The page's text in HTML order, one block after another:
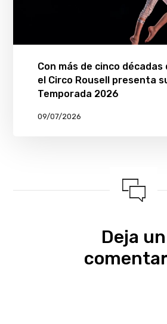
Con más de cinco
el Circo Rousell presenta
Temporada 2026
09/07/2026
Deja un